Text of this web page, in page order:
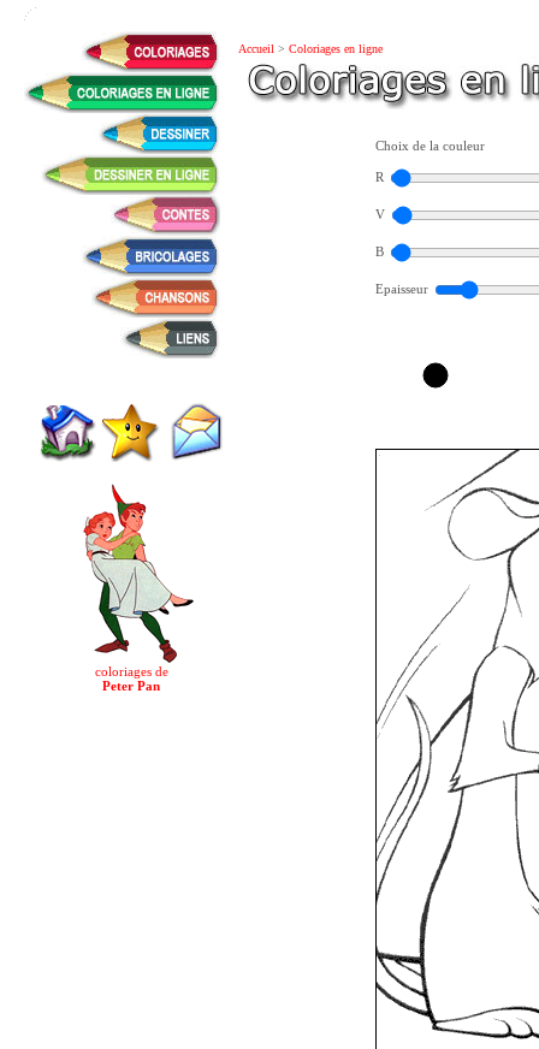
coloriages de
Peter Pan
Accueil > Coloriages en ligne
Choix de la couleur
R
V
B
Epaisseur